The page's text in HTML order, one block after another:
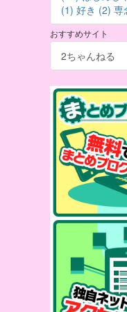
(1) 好き (2) 専
おすすめサイト
2ちゃんねる